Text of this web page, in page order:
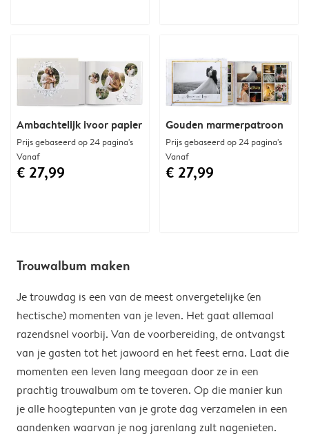
Ambachtelijk ivoor papier
Prijs gebaseerd op 24 pagina's
Vanaf
€ 27,99
Gouden marmerpatroon
Prijs gebaseerd op 24 pagina's
Vanaf
€ 27,99
Trouwalbum maken
Je trouwdag is een van de meest onvergetelijke (en
hectische) momenten van je leven. Het gaat allemaal
razendsnel voorbij. Van de voorbereiding, de ontvangst
van je gasten tot het jawoord en het feest erna. Laat die
momenten een leven lang meegaan door ze in een
prachtig trouwalbum om te toveren. Op die manier kun
je alle hoogtepunten van je grote dag verzamelen in een
aandenken waarvan je nog jarenlang zult nagenieten.